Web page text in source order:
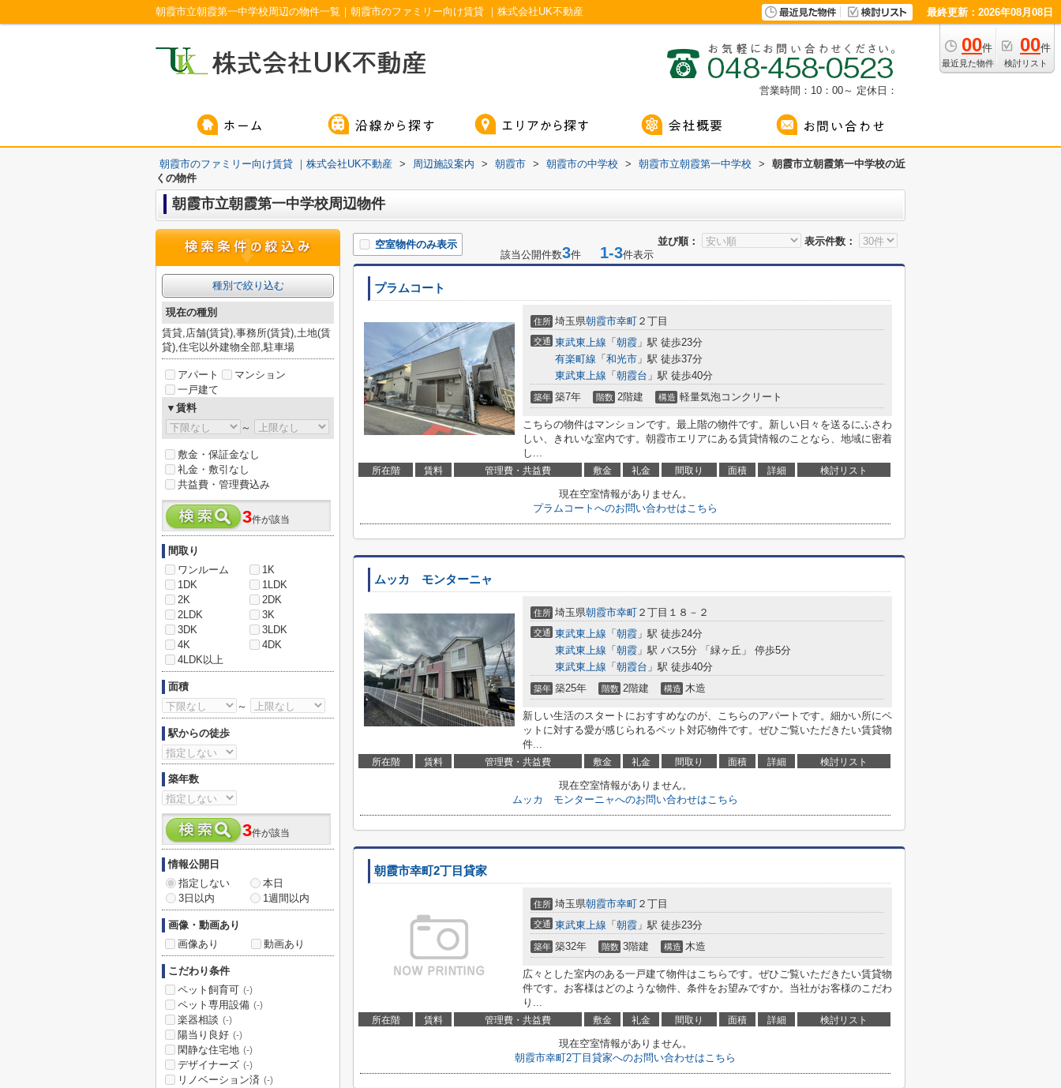
朝霞市立朝霞第一中学校周辺の物件一覧｜朝霞市のファミリー向け賃貸 ｜株式会社UK不動産 最終更新：2026年08月08日
00件
最近見た物件
00件
検討リスト
営業時間：10：00～ 定休日：
朝霞市のファミリー向け賃貸 ｜株式会社UK不動産 > 周辺施設案内 > 朝霞市 > 朝霞市の中学校 > 朝霞市立朝霞第一中学校 >
朝霞市立朝霞第一中学校の近
くの物件
朝霞市立朝霞第一中学校周辺物件
並び順： 表示件数：
空室物件のみ表示
該当公開件数3件 1-3件表示
プラムコート
住所 埼玉県朝霞市幸町 ２丁目
交通 東武東上線 「 朝霞 」駅 徒歩23分
有楽町線 「 和光市 」駅 徒歩37分
東武東上線 「 朝霞台 」駅 徒歩40分
築年 築7年 階数 2階建 構造 軽量気泡コンクリート
こちらの物件はマンションです。最上階の物件です。新しい日々を送るにふさわ
しい、きれいな室内です。朝霞市エリアにある賃貸情報のことなら、地域に密着
し...
所在階 賃料 管理費・共益費 敷金 礼金 間取り 面積 詳細 検討リスト
現在空室情報がありません。
プラムコートへのお問い合わせはこちら
ムッカ モンターニャ
住所 埼玉県朝霞市幸町 ２丁目１８－２
交通 東武東上線 「 朝霞 」駅 徒歩24分
東武東上線 「 朝霞 」駅 バス5分 「緑ヶ丘」 停歩5分
東武東上線 「 朝霞台 」駅 徒歩40分
築年 築25年 階数 2階建 構造 木造
新しい生活のスタートにおすすめなのが、こちらのアパートです。細かい所にペ
ットに対する愛が感じられるペット対応物件です。ぜひご覧いただきたい賃貸物
件...
所在階 賃料 管理費・共益費 敷金 礼金 間取り 面積 詳細 検討リスト
現在空室情報がありません。
ムッカ モンターニャへのお問い合わせはこちら
朝霞市幸町2丁目貸家
住所 埼玉県朝霞市幸町 ２丁目
交通 東武東上線 「 朝霞 」駅 徒歩23分
築年 築32年 階数 3階建 構造 木造
広々とした室内のある一戸建て物件はこちらです。ぜひご覧いただきたい賃貸物
件です。お客様はどのような物件、条件をお望みですか。当社がお客様のこだわ
り...
所在階 賃料 管理費・共益費 敷金 礼金 間取り 面積 詳細 検討リスト
現在空室情報がありません。
朝霞市幸町2丁目貸家へのお問い合わせはこちら
種別で絞り込む
現在の種別
賃貸,店舗(賃貸),事務所(賃貸),土地(賃
貸),住宅以外建物全部,駐車場
アパート
マンション
一戸建て
▼賃料
～
敷金・保証金なし
礼金・敷引なし
共益費・管理費込み
3件が該当
間取り
ワンルーム
1K
1DK
1LDK
2K
2DK
2LDK
3K
3DK
3LDK
4K
4DK
4LDK以上
面積
～
駅からの徒歩
築年数
3件が該当
情報公開日
指定しない
本日
3日以内
1週間以内
画像・動画あり
画像あり
動画あり
こだわり条件
ペット飼育可 (-)
ペット専用設備 (-)
楽器相談 (-)
陽当り良好 (-)
閑静な住宅地 (-)
デザイナーズ (-)
リノベーション済 (-)